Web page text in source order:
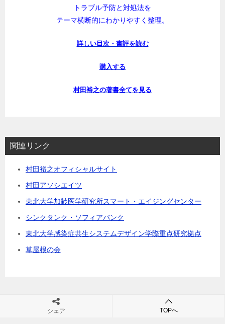
トラブル予防と対処法を
テーマ横断的にわかりやすく整理。
詳しい目次・書評を読む
購入する
村田裕之の著書全てを見る
関連リンク
村田裕之オフィシャルサイト
村田アソシエイツ
東北大学加齢医学研究所スマート・エイジングセンター
シンクタンク・ソフィアバンク
東北大学感染症共生システムデザイン学際重点研究拠点
草屋根の会
シェア TOPへ